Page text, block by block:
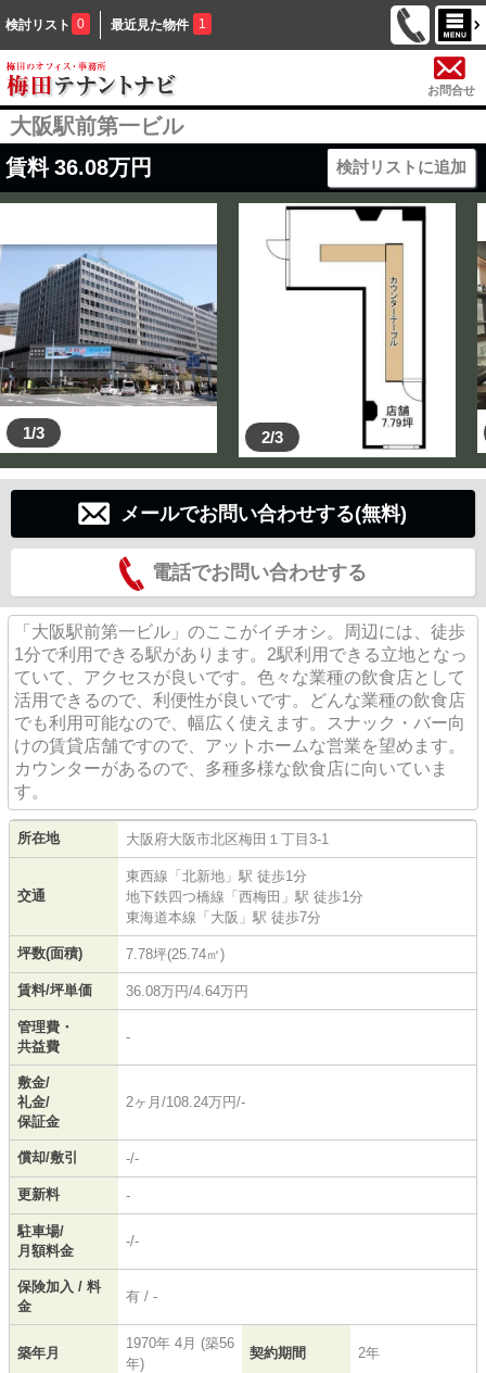
検討リスト 0 最近見た物件 1
お問合せ
大阪駅前第一ビル
賃料 36.08万円 検討リストに追加
1/3 2/3
メールでお問い合わせする(無料)
電話でお問い合わせする
「大阪駅前第一ビル」のここがイチオシ。周辺には、徒歩
1分で利用できる駅があります。2駅利用できる立地となっ
ていて、アクセスが良いです。色々な業種の飲食店として
活用できるので、利便性が良いです。どんな業種の飲食店
でも利用可能なので、幅広く使えます。スナック・バー向
けの賃貸店舗ですので、アットホームな営業を望めます。
カウンターがあるので、多種多様な飲食店に向いていま
す。
所在地 大阪府大阪市北区梅田 １丁目3-1
交通
東西線 「 北新地 」駅 徒歩1分
地下鉄四つ橋線 「 西梅田 」駅 徒歩1分
東海道本線 「 大阪 」駅 徒歩7分
坪数(面積) 7.78坪(25.74㎡)
賃料/坪単価 36.08万円/4.64万円
管理費・
共益費
-
敷金/
礼金/
保証金
2ヶ月/108.24万円/-
償却/敷引 -/-
更新料 -
駐車場/
月額料金
-/-
保険加入 / 料
金
有 / -
築年月
1970年 4月 (築56
年)
契約期間 2年